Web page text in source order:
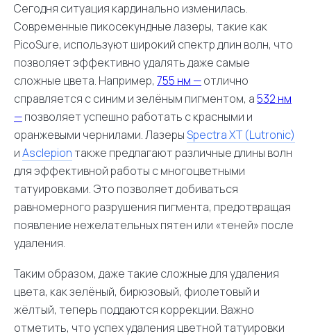
Сегодня ситуация кардинально изменилась.
Современные пикосекундные лазеры, такие как
PicoSure, используют широкий спектр длин волн, что
позволяет эффективно удалять даже самые
сложные цвета. Например, 755 нм —отлично
справляется с синим и зелёным пигментом, а532 нм
—позволяет успешно работать с красными и
оранжевыми чернилами. ЛазерыSpectra XT (Lutronic)
иAsclepion также предлагают различные длины волн
для эффективной работы с многоцветными
татуировками. Это позволяет добиваться
равномерного разрушения пигмента, предотвращая
появление нежелательных пятен или «теней» после
удаления.
Таким образом, даже такие сложные для удаления
цвета, как зелёный, бирюзовый, фиолетовый и
жёлтый, теперь поддаются коррекции. Важно
отметить, что успех удаления цветной татуировки